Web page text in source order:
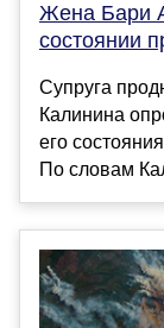
Жена Бари
состоянии
Супруга
Калинина
его
По словам